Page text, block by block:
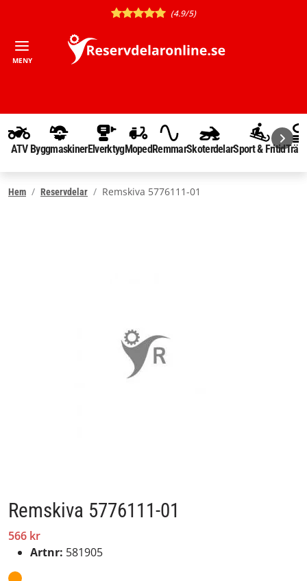
(4.9/5)
MENY
ATV ByggmaskinerElverktygMopedRemmarSkoterdelarSport & Fritid
Hem Reservdelar Remskiva 5776111-01
Remskiva 5776111-01
566 kr
Artnr: 581905